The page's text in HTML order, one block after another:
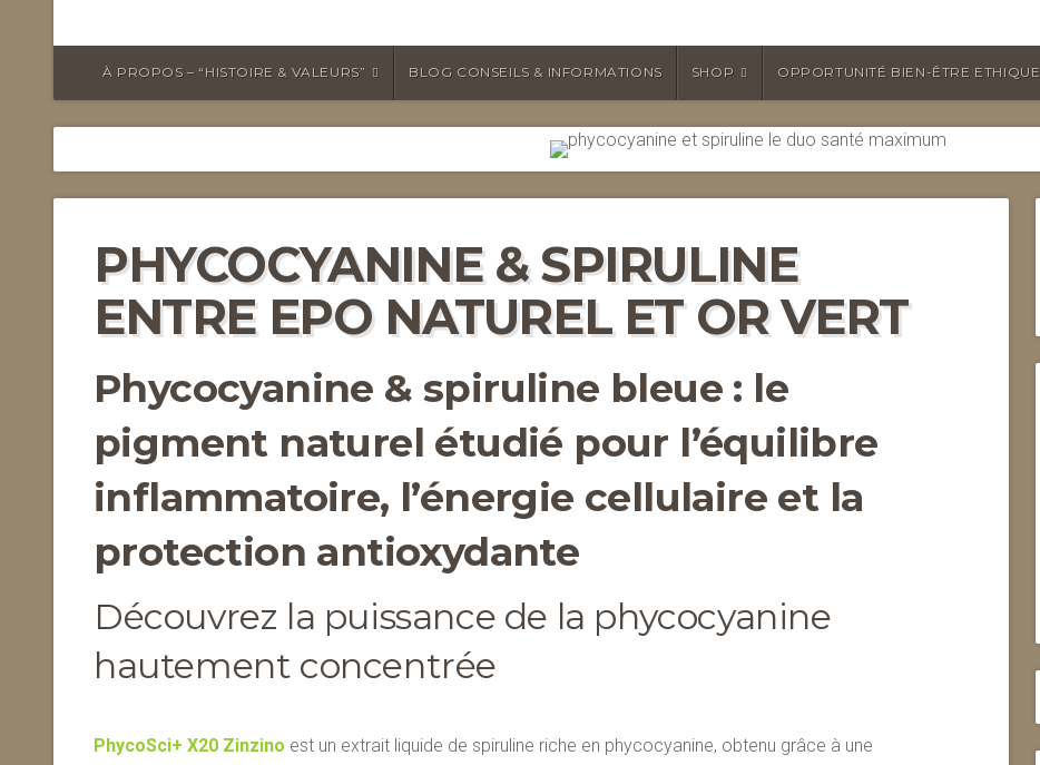
À PROPOS – “HISTOIRE & VALEURS” BLOG CONSEILS & INFORMATIONS SHOP OPPORTUNITÉ BIEN-ÊTRE ETHIQUE
PHYCOCYANINE & SPIRULINE
ENTRE EPO NATUREL ET OR VERT
Phycocyanine & spiruline bleue : le
pigment naturel étudié pour l’équilibre
inflammatoire, l’énergie cellulaire et la
protection antioxydante
Découvrez la puissance de la phycocyanine
hautement concentrée
PhycoSci+ X20 Zinzino est un extrait liquide de spiruline riche en phycocyanine, obtenu grâce à une